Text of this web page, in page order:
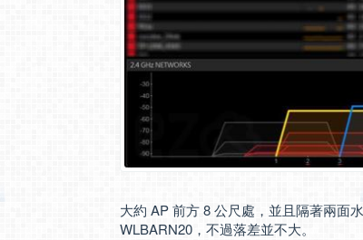
大約 AP 前方 8 公尺處，並且隔著兩面
WLBARN20，不過落差並不大。